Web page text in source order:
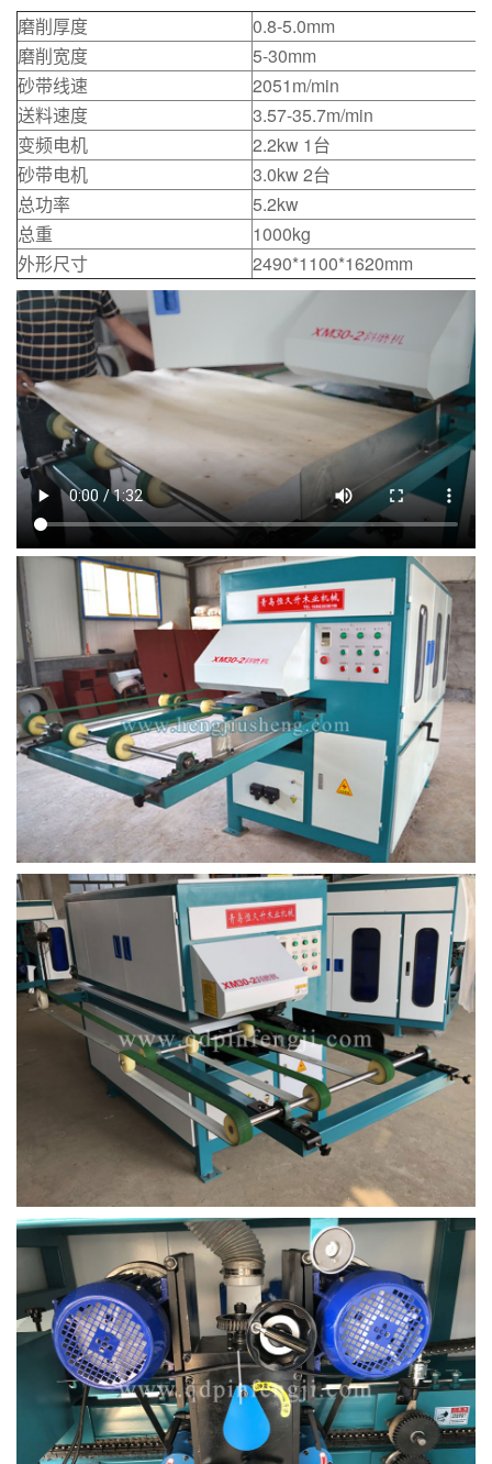
磨削厚度
0.8-5.0mm
磨削宽度
5-30mm
砂带线速
2051m/min
送料速度
3.57-35.7m/min
变频电机
2.2kw 1台
砂带电机
3.0kw 2台
总功率
5.2kw
总重
1000kg
外形尺寸
2490*1100*1620mm